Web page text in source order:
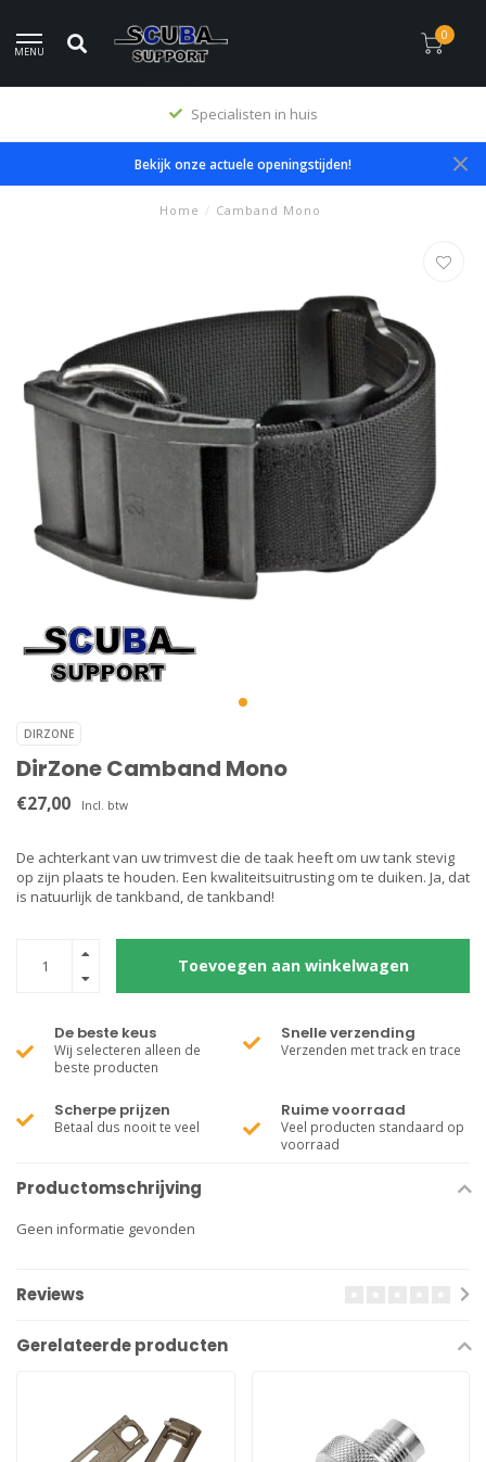
MENU
0
Specialisten in huis
Bekijk onze actuele openingstijden!
Home / Camband Mono
DIRZONE
DirZone Camband Mono
€27,00 Incl. btw
De achterkant van uw trimvest die de taak heeft om uw tank stevig
op zijn plaats te houden. Een kwaliteitsuitrusting om te duiken. Ja, dat
is natuurlijk de tankband, de tankband!
Toevoegen aan winkelwagen
De beste keus
Wij selecteren alleen de
beste producten
Snelle verzending
Verzenden met track en trace
Scherpe prijzen
Betaal dus nooit te veel
Ruime voorraad
Veel producten standaard op
voorraad
Productomschrijving
Geen informatie gevonden
Reviews
Gerelateerde producten